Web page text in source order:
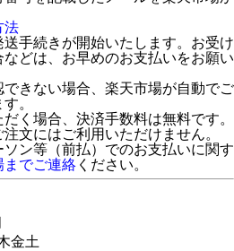
法
手続きが開始いたします。お受け
どは、お早めのお支払いをお願い
きない場合、楽天市場が自動でご
。
く場合、決済手数料は無料です。
文にはご利用いただけません。
ン等（前払）でのお支払いに関す
までご連絡 ください。
金土